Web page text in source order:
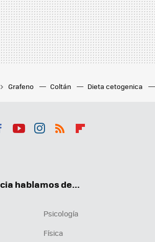
Grafeno Coltán Dieta cetogenica
hablamos de...
Psicología
Física